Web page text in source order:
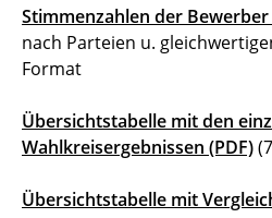
Stimmenzahlen der Bewerber
nach Parteien u.
Format
Übersichtstabelle mit den
Wahlkreisergebnissen (PDF)
Übersichtstabelle mit